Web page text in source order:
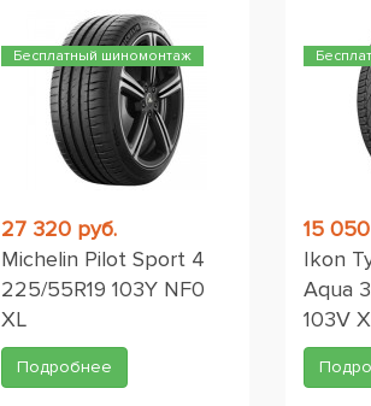
Бесплатный шиномонтаж
27 320 руб.
Michelin Pilot Sport 4
225/55R19 103Y NF0
XL
Подробнее
15
Ikon
Aqua
103V